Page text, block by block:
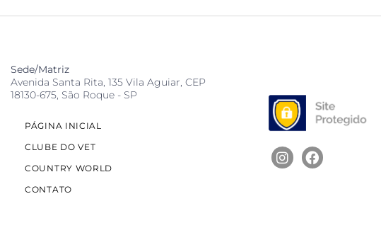
Sede/Matriz
Avenida Santa Rita, 135 Vila Aguiar, CEP
18130-675, São Roque - SP
PÁGINA INICIAL
CLUBE DO VET
COUNTRY WORLD
CONTATO